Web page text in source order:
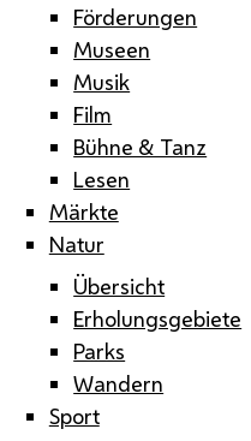
Förderungen
Museen
Musik
Film
Bühne & Tanz
Lesen
Märkte
Natur
Übersicht
Erholungsgebiete
Parks
Wandern
Sport